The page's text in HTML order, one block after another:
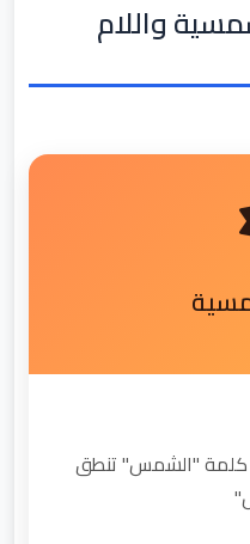
واللام
كلمة "الشمس" تنطق